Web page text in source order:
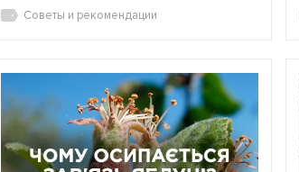
Советы и рекомендации